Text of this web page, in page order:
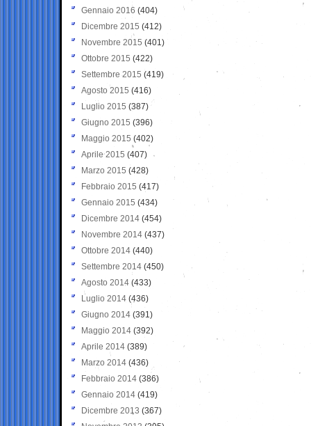
Gennaio 2016 (404)
Dicembre 2015 (412)
Novembre 2015 (401)
Ottobre 2015 (422)
Settembre 2015 (419)
Agosto 2015 (416)
Luglio 2015 (387)
Giugno 2015 (396)
Maggio 2015 (402)
Aprile 2015 (407)
Marzo 2015 (428)
Febbraio 2015 (417)
Gennaio 2015 (434)
Dicembre 2014 (454)
Novembre 2014 (437)
Ottobre 2014 (440)
Settembre 2014 (450)
Agosto 2014 (433)
Luglio 2014 (436)
Giugno 2014 (391)
Maggio 2014 (392)
Aprile 2014 (389)
Marzo 2014 (436)
Febbraio 2014 (386)
Gennaio 2014 (419)
Dicembre 2013 (367)